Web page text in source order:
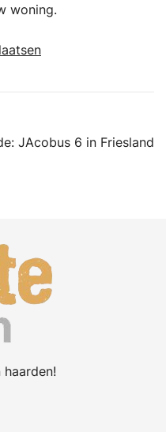
woning.
JAcobus 6 in Friesland